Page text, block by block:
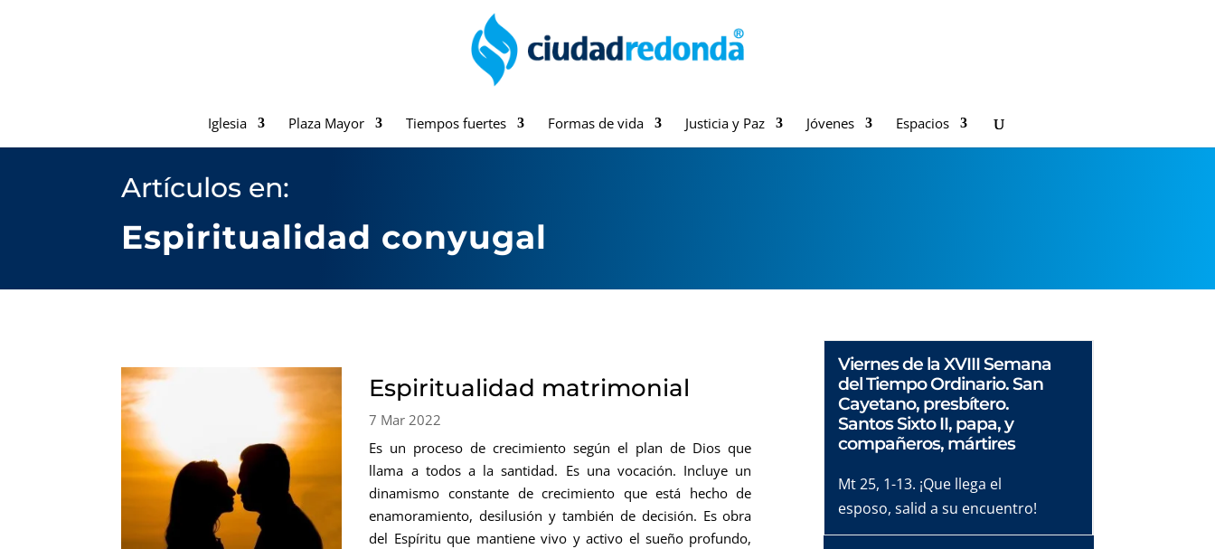
Iglesia Plaza Mayor Tiempos fuertes Formas de vida Justicia y Paz Jóvenes Espacios
Artículos en:
Espiritualidad conyugal
Espiritualidad matrimonial
7 Mar 2022
Es un proceso de crecimiento según el plan de Dios que
llama a todos a la santidad. Es una vocación. Incluye un
dinamismo constante de crecimiento que está hecho de
enamoramiento, desilusión y también de decisión. Es obra
del Espíritu que mantiene vivo y activo el sueño profundo,
Viernes de la XVIII Semana
del Tiempo Ordinario. San
Cayetano, presbítero.
Santos Sixto II, papa, y
compañeros, mártires
Mt 25, 1-13. ¡Que llega el
esposo, salid a su encuentro!